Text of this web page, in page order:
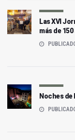
Las XVI
más de
Noches de